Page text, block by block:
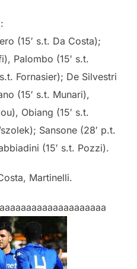
(15′ s.t. Da Costa);
Palombo (15′ s.t.
Fornasier); De Silvestri
(15′ s.t. Munari),
Obiang (15′ s.t.
Sansone (28′ p.t.
(15′ s.t. Pozzi).
Martinelli.